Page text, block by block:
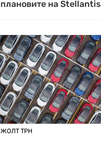
плановите на Stellantis
ЖОЛТ ТРН